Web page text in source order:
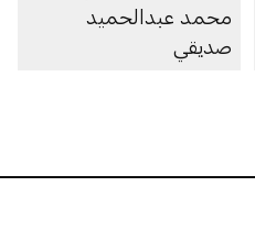
محمد عبدالحميد
صديقي